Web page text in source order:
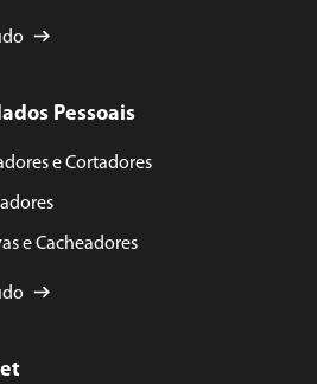
Pessoais
e Cortadores
e Cacheadores